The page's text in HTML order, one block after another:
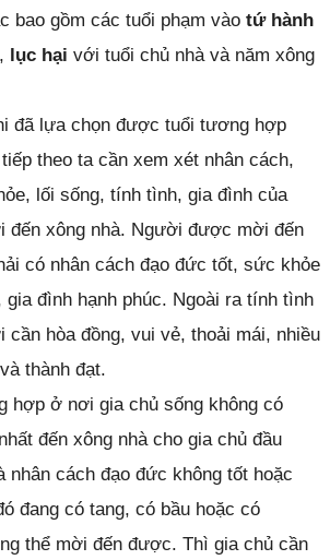
bao gồm các tuổi phạm vào tứ hành
lục hại với tuổi chủ nhà và năm xông
đã lựa chọn được tuổi tương hợp
theo ta cần xem xét nhân cách,
lối sống, tính tình, gia đình của
đến xông nhà. Người được mời đến
có nhân cách đạo đức tốt, sức khỏe
gia đình hạnh phúc. Ngoài ra tính tình
hòa đồng, vui vẻ, thoải mái, nhiều
thành đạt.
hợp ở nơi gia chủ sống không có
đến xông nhà cho gia chủ đầu
nhân cách đạo đức không tốt hoặc
đang có tang, có bầu hoặc có
thể mời đến được. Thì gia chủ cần